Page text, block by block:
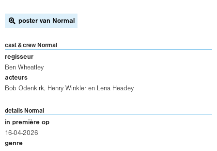
poster van Normal
cast & crew Normal
regisseur
Ben Wheatley
acteurs
Bob Odenkirk, Henry Winkler en Lena Headey
details Normal
in première op
16-04-2026
genre